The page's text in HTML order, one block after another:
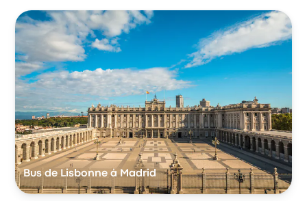
Bus de Lisbonne à Madrid